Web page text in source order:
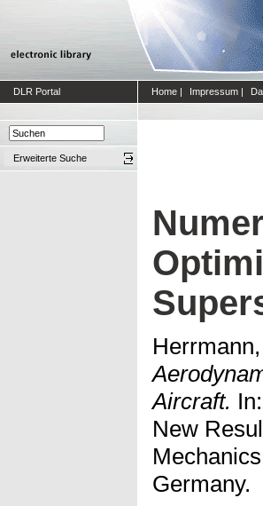
DLR Portal Home | Impressum |
Erweiterte Suche
Aircraft.
New
Germany.